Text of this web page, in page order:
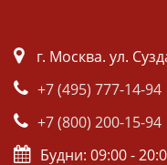
г. Москва. ул.
+7 (495) 777-14-94
+7 (800) 200-15-94
Будни: 09:00 -